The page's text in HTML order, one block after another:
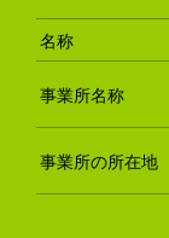
名称
事業所名称
事業所の所在地